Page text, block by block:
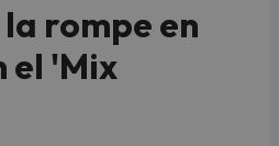
rompe en
el 'Mix